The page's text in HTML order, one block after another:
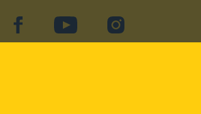
facebookYouTube Instagram